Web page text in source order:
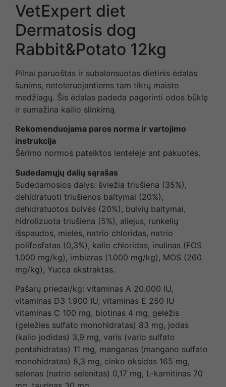
VetExpert diet
Dermatosis dog
Rabbit&Potato 12kg
Pilnai paruoštas ir subalansuotas dietinis ėdalas
šunims, netoleruojantiems tam tikrų maisto
medžiagų. Šis ėdalas padeda pagerinti odos būklę
ir sumažina kailio slinkimą.
Rekomenduojama paros norma ir vartojimo
instrukcija
Šėrimo normos pateiktos lentelėje ant pakuotės.
Sudedamųjų dalių sąrašas
Sudedamosios dalys: šviežia triušiena (35%),
dehidratuoti triušienos baltymai (20%),
dehidratuotos bulvės (20%), bulvių baltymai,
hidrolizuota triušiena (5%), aliejus, runkelių
išspaudos, mielės, natrio chloridas, natrio
polifosfatas (0,3%), kalio chloridas, inulinas (FOS
1.000 mg/kg), imbieras (1.000 mg/kg), MOS (260
mg/kg), Yucca ekstraktas.
Pašarų priedai/kg: vitaminas A 20.000 IU,
vitaminas D3 1.900 IU, vitaminas E 250 IU
vitaminas C 100 mg, biotinas 4 mg, geležis
(geležies sulfato monohidratas) 83 mg, jodas
(kalio jodidas) 3,9 mg, varis (vario sulfato
pentahidratas) 11 mg, manganas (mangano sulfato
monohidratas) 8,3 mg, cinko oksidas 165 mg,
selenas (natrio selenitas) 0,17 mg, L-karnitinas 70